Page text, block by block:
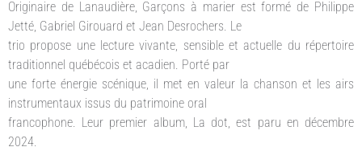
Originaire de Lanaudière, Garçons à marier est formé de Philippe
Jetté, Gabriel Girouard et Jean Desrochers. Le
trio propose une lecture vivante, sensible et actuelle du répertoire
traditionnel québécois et acadien. Porté par
une forte énergie scénique, il met en valeur la chanson et les airs
instrumentaux issus du patrimoine oral
francophone. Leur premier album, La dot, est paru en décembre
2024.